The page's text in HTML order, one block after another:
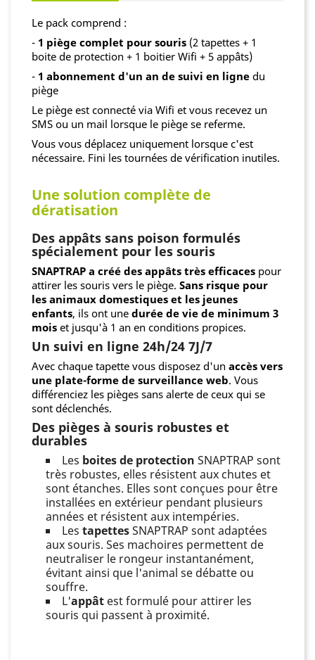
Le pack comprend :
- 1 piège complet pour souris (2 tapettes + 1
boite de protection + 1 boitier Wifi + 5 appâts)
- 1 abonnement d'un an de suivi en ligne du
piège
Le piège est connecté via Wifi et vous recevez un
SMS ou un mail lorsque le piège se referme.
Vous vous déplacez uniquement lorsque c'est
nécessaire. Fini les tournées de vérification inutiles.
Une solution complète de
dératisation
Des appâts sans poison formulés
spécialement pour les souris
SNAPTRAP a créé des appâts très efficaces pour
attirer les souris vers le piège. Sans risque pour
les animaux domestiques et les jeunes
enfants, ils ont une durée de vie de minimum 3
mois et jusqu'à 1 an en conditions propices.
Un suivi en ligne 24h/24 7J/7
Avec chaque tapette vous disposez d'un accès vers
une plate-forme de surveillance web. Vous
différenciez les pièges sans alerte de ceux qui se
sont déclenchés.
Des pièges à souris robustes et
durables
Les boites de protection SNAPTRAP sont
très robustes, elles résistent aux chutes et
sont étanches. Elles sont conçues pour être
installées en extérieur pendant plusieurs
années et résistent aux intempéries.
Les tapettesSNAPTRAP sont adaptées
aux souris. Ses machoires permettent de
neutraliser le rongeur instantanément,
évitant ainsi que l'animal se débatte ou
souffre.
L'appât est formulé pour attirer les
souris qui passent à proximité.